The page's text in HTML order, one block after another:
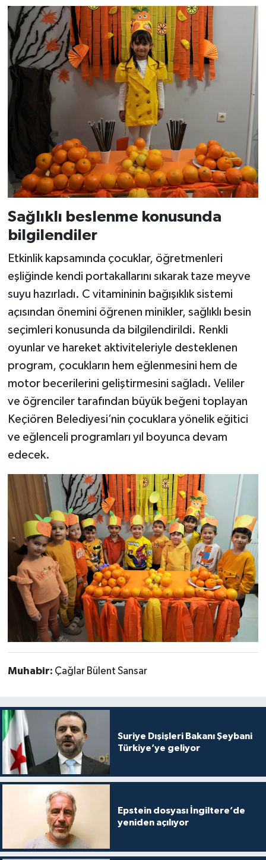
Sağlıklı beslenme konusunda
bilgilendiler
Etkinlik kapsamında çocuklar, öğretmenleri
eşliğinde kendi portakallarını sıkarak taze meyve
suyu hazırladı. C vitamininin bağışıklık sistemi
açısından önemini öğrenen minikler, sağlıklı besin
seçimleri konusunda da bilgilendirildi. Renkli
oyunlar ve hareket aktiviteleriyle desteklenen
program, çocukların hem eğlenmesini hem de
motor becerilerini geliştirmesini sağladı. Veliler
ve öğrenciler tarafından büyük beğeni toplayan
Keçiören Belediyesi’nin çocuklara yönelik eğitici
ve eğlenceli programları yıl boyunca devam
edecek.
Muhabir: Çağlar Bülent Sansar
Suriye Dışişleri Bakanı Şeybani
Türkiye’ye geliyor
Epstein dosyası İngiltere’de
yeniden açılıyor